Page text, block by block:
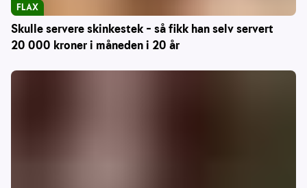
Skulle servere skinkestek – så fikk han selv servert
20 000 kroner i måneden i 20 år
FLAX